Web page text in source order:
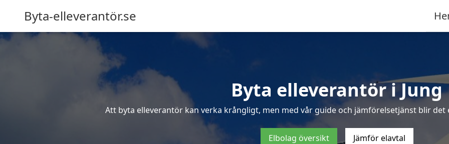
Byta-elleverantör.se
Byta elleverantör i Jung
Att byta elleverantör kan verka krångligt, men med vår guide och jämförelsetjänst blir det
Elbolag översikt Jämför elavtal